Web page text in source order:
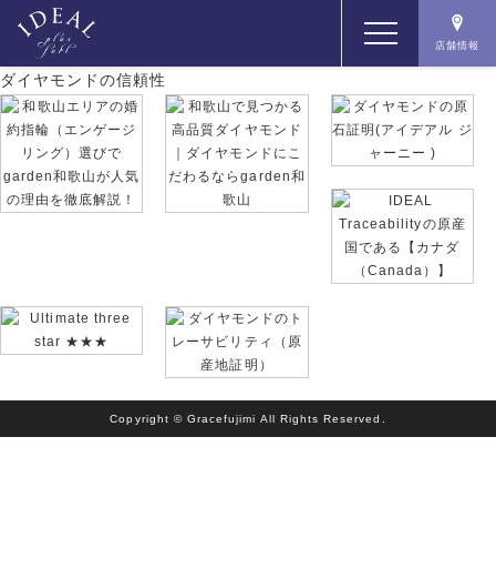
店舗情報
ダイヤモンドの信頼性
Copyright © Gracefujimi All Rights Reserved.
コンセプト
コンテンツ
店舗情報